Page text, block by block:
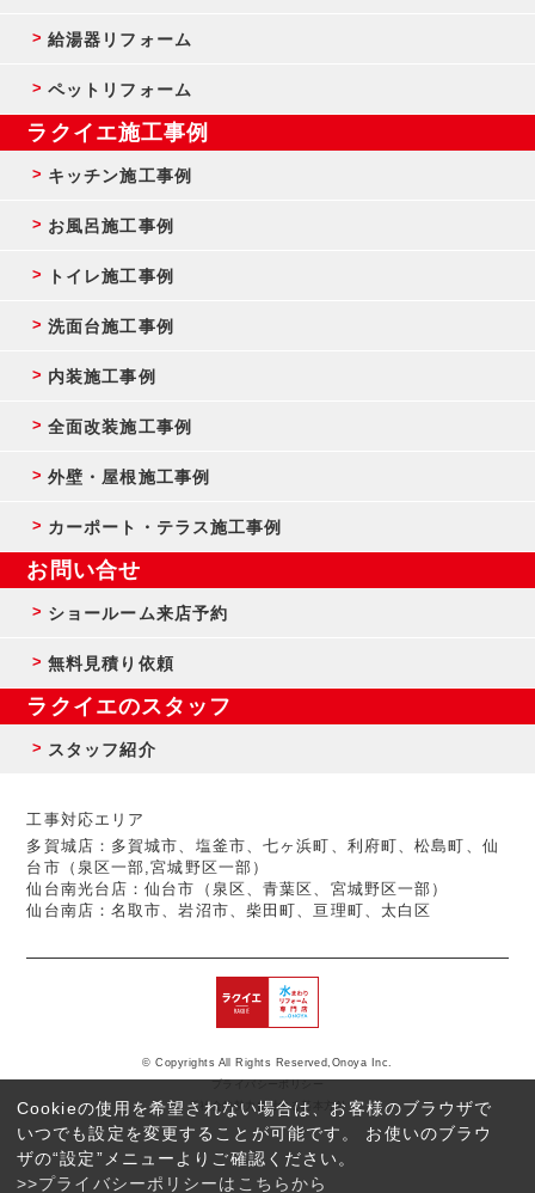
Cookieの使用を希望されない場合は、お客様のブラウザで
いつでも設定を変更することが可能です。 お使いのブラウ
ザの“設定”メニューよりご確認ください。
>>プライバシーポリシーはこちらから
反社会的勢力に対する基本方針
© Copyrights All Rights Reserved,Onoya Inc.
給湯器リフォーム
ペットリフォーム
ラクイエ施工事例
キッチン施工事例
お風呂施工事例
トイレ施工事例
洗面台施工事例
内装施工事例
全面改装施工事例
外壁・屋根施工事例
カーポート・テラス施工事例
お問い合せ
ショールーム来店予約
無料見積り依頼
ラクイエのスタッフ
スタッフ紹介
工事対応エリア
多賀城店：多賀城市、塩釜市、七ヶ浜町、利府町、松島町、仙
台市（泉区一部,宮城野区一部）
仙台南光台店：仙台市（泉区、青葉区、宮城野区一部）
仙台南店：名取市、岩沼市、柴田町、亘理町、太白区